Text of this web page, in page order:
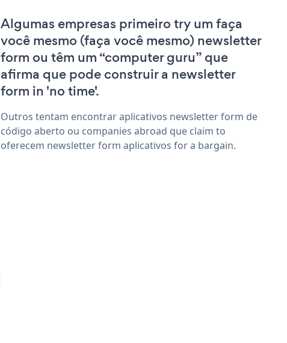
Algumas empresas primeiro try um faça
você mesmo (faça você mesmo) newsletter
form ou têm um “computer guru” que
afirma que pode construir a newsletter
form in 'no time'.
Outros tentam encontrar aplicativos newsletter form de
código aberto ou companies abroad que claim to
oferecem newsletter form aplicativos for a bargain.